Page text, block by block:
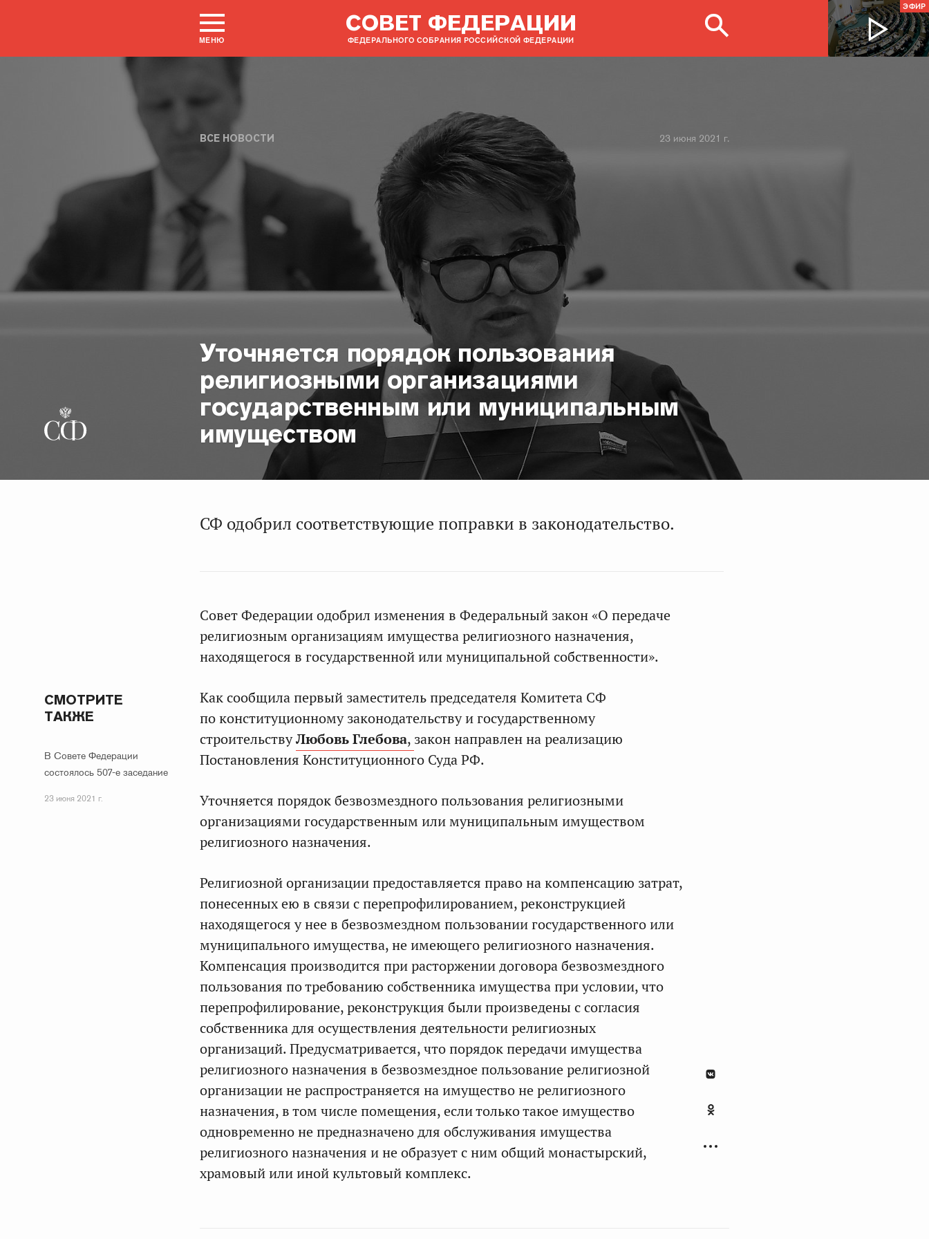
МЕНЮ
СОВЕТ ФЕДЕРАЦИИ
ФЕДЕРАЛЬНОГО СОБРАНИЯ РОССИЙСКОЙ ФЕДЕРАЦИИ
ЭФИР
ВСЕ НОВОСТИ
Уточняется порядок пользования
религиозными организациями
государственным или муниципальным
имуществом
23 июня 2021 г.
СФ одобрил соответствующие поправки в законодательство.
Совет Федерации одобрил изменения в Федеральный закон «О передаче
религиозным организациям имущества религиозного назначения,
находящегося в государственной или муниципальной собственности».
СМОТРИТЕ
ТАКЖЕ
В Совете Федерации
состоялось 507-е заседание
23 июня 2021 г.
Как сообщила первый заместитель председателя Комитета СФ
по конституционному законодательству и государственному
строительствуЛюбовь Глебова, закон направлен на реализацию
Постановления Конституционного Суда РФ.
Уточняется порядок безвозмездного пользования религиозными
организациями государственным или муниципальным имуществом
религиозного назначения.
Религиозной организации предоставляется право на компенсацию затрат,
понесенных ею в связи с перепрофилированием, реконструкцией
находящегося у нее в безвозмездном пользовании государственного или
муниципального имущества, не имеющего религиозного назначения.
Компенсация производится при расторжении договора безвозмездного
пользования по требованию собственника имущества при условии, что
перепрофилирование, реконструкция были произведены с согласия
собственника для осуществления деятельности религиозных
организаций. Предусматривается, что порядок передачи имущества
религиозного назначения в безвозмездное пользование религиозной
организации не распространяется на имущество не религиозного
назначения, в том числе помещения, если только такое имущество
одновременно не предназначено для обслуживания имущества
религиозного назначения и не образует с ним общий монастырский,
храмовый или иной культовый комплекс.